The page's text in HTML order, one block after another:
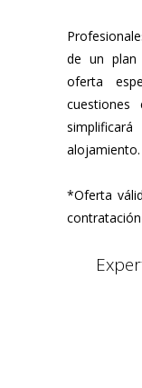
de un plan
oferta
cuestiones
alojamiento.
*Oferta